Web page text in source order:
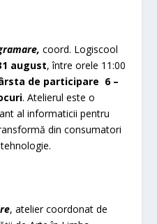
coord. Logiscool
august, între orele 11:00
de participare 6 –
. Atelierul este o
al informaticii pentru
din consumatori
, atelier coordonat de